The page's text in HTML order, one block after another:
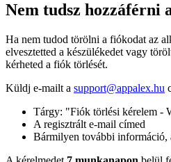
Nem tudsz hozzáférni
Ha nem tudod törölni a fiókodat az
elvesztetted a készülékedet vagy
kérheted a fiók törlését.
Küldj e-mailt a support@appalex.hu
Tárgy: "Fiók törlési kérelem -
A regisztrált e-mail címed
Bármilyen további információ,